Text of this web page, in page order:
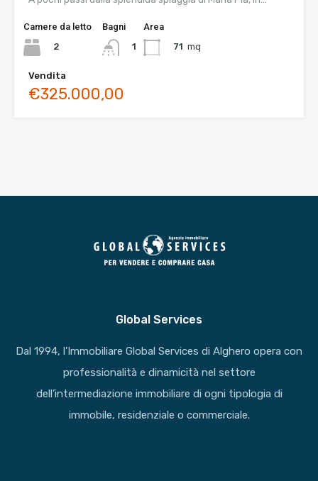
Camere da letto
2
Bagni
1
Area
71 mq
Vendita
€325.000,00
Global Services
Dal 1994, l’Immobiliare Global Services di Alghero opera con
professionalità e dinamicità nel settore
dell’intermediazione immobiliare di ogni tipologia di
immobile, residenziale o commerciale.